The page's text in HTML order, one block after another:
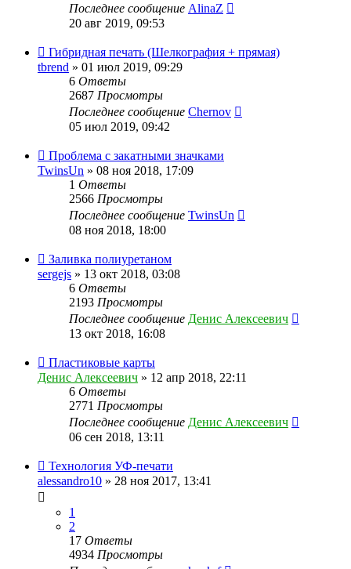
Последнее сообщение AlinaZ
20 авг 2019, 09:53
Гибридная печать (Шелкография + прямая)
tbrend » 01 июл 2019, 09:29
6 Ответы
2687 Просмотры
Последнее сообщение Chernov
05 июл 2019, 09:42
Проблема с закатными значками
TwinsUn » 08 ноя 2018, 17:09
1 Ответы
2566 Просмотры
Последнее сообщение TwinsUn
08 ноя 2018, 18:00
Заливка полиуретаном
sergejs » 13 окт 2018, 03:08
6 Ответы
2193 Просмотры
Последнее сообщение Денис Алексеевич
13 окт 2018, 16:08
Пластиковые карты
Денис Алексеевич » 12 апр 2018, 22:11
6 Ответы
2771 Просмотры
Последнее сообщение Денис Алексеевич
06 сен 2018, 13:11
Технология УФ-печати
alessandro10 » 28 ноя 2017, 13:41
1
2
17 Ответы
4934 Просмотры